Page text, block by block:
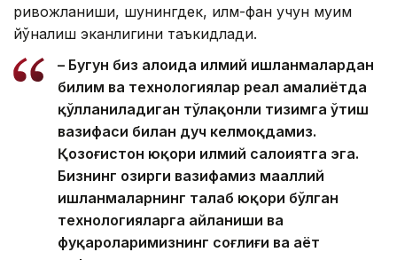
ривожланиши, шунингдек, илм-фан учун муҳим
йўналиш эканлигини таъкидлади.
– Бугун биз алоҳида илмий ишланмалардан
билим ва технологиялар реал амалиётда
қўлланиладиган тўлақонли тизимга ўтиш
вазифаси билан дуч келмоқдамиз.
Қозоғистон юқори илмий салоҳиятга эга.
Бизнинг ҳозирги вазифамиз маҳаллий
ишланмаларнинг талаб юқори бўлган
технологияларга айланиши ва
фуқароларимизнинг соғлиғи ва ҳаёт